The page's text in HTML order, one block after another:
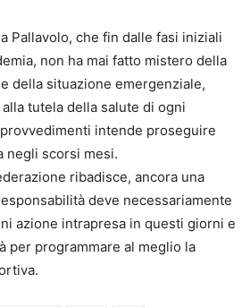
Pallavolo, che fin dalle fasi iniziali
non ha mai fatto mistero della
della situazione emergenziale,
tutela della salute di ogni
intende proseguire
negli scorsi mesi.
ribadisce, ancora una
deve necessariamente
azione intrapresa in questi giorni e
per programmare al meglio la